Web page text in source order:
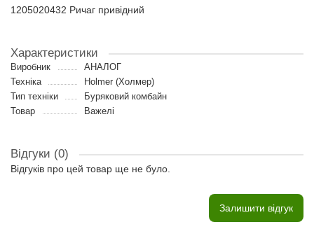
1205020432 Ричаг привідний
Характеристики
Виробник
АНАЛОГ
Техніка
Holmer (Холмер)
Тип техніки
Буряковий комбайн
Товар
Важелі
Відгуки (0)
Відгуків про цей товар ще не було.
Залишити відгук